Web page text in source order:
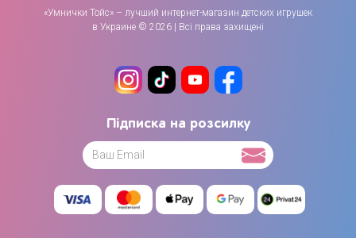
«Умнички Тойс» – лучший интернет-магазин детских игрушек
в Украине © 2026 | Всі права захищені
Підписка на розсилку